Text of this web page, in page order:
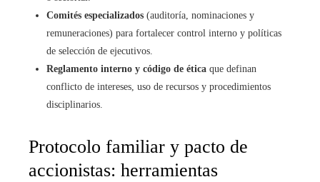
Comités especializados (auditoría, nominaciones y
remuneraciones) para fortalecer control interno y políticas
de selección de ejecutivos.
Reglamento interno y código de ética que definan
conflicto de intereses, uso de recursos y procedimientos
disciplinarios.
Protocolo familiar y pacto de
accionistas: herramientas